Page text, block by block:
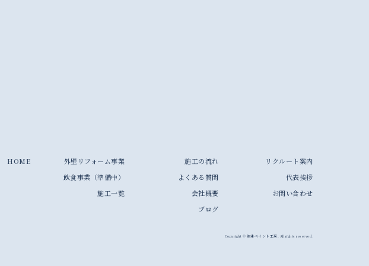
HOME
外壁リフォーム事業
飲食事業（準備中）
施工一覧
施工の流れ
よくある質問
会社概要
ブログ
リクルート案内
代表挨拶
お問い合わせ
Copyright © 住建ペイント工房. All rights reserved.